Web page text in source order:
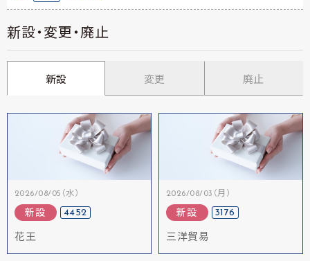
新設・変更・廃止
新設 変更 廃止
2026/08/05（水）
新設 4452
花王
2026/08/03（月）
新設 3176
三洋貿易